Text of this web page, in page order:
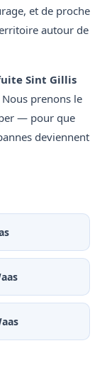
et de proche
autour de
Sint Gillis
prenons le
— pour que
deviennent